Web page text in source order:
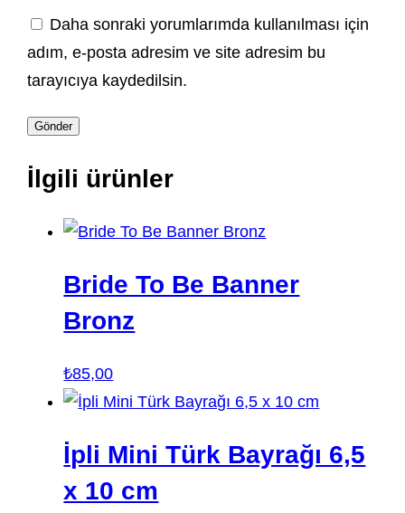
Daha sonraki yorumlarımda kullanılması için
adım, e-posta adresim ve site adresim bu
tarayıcıya kaydedilsin.
İlgili ürünler
Bride To Be Banner
Bronz
₺85,00
İpli Mini Türk Bayrağı 6,5
x 10 cm